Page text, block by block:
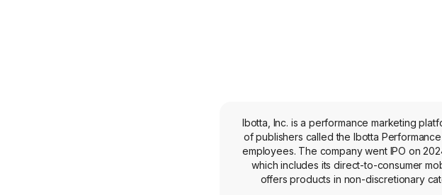
Ibotta, Inc. is a performance marketing
of publishers called the Ibotta
employees. The company went IPO on
which includes its direct-to-consumer
offers products in non-discretionary